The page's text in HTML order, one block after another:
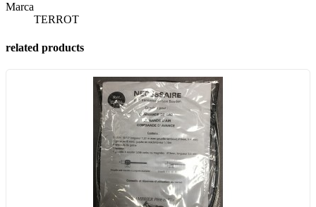
Marca
TERROT
related products